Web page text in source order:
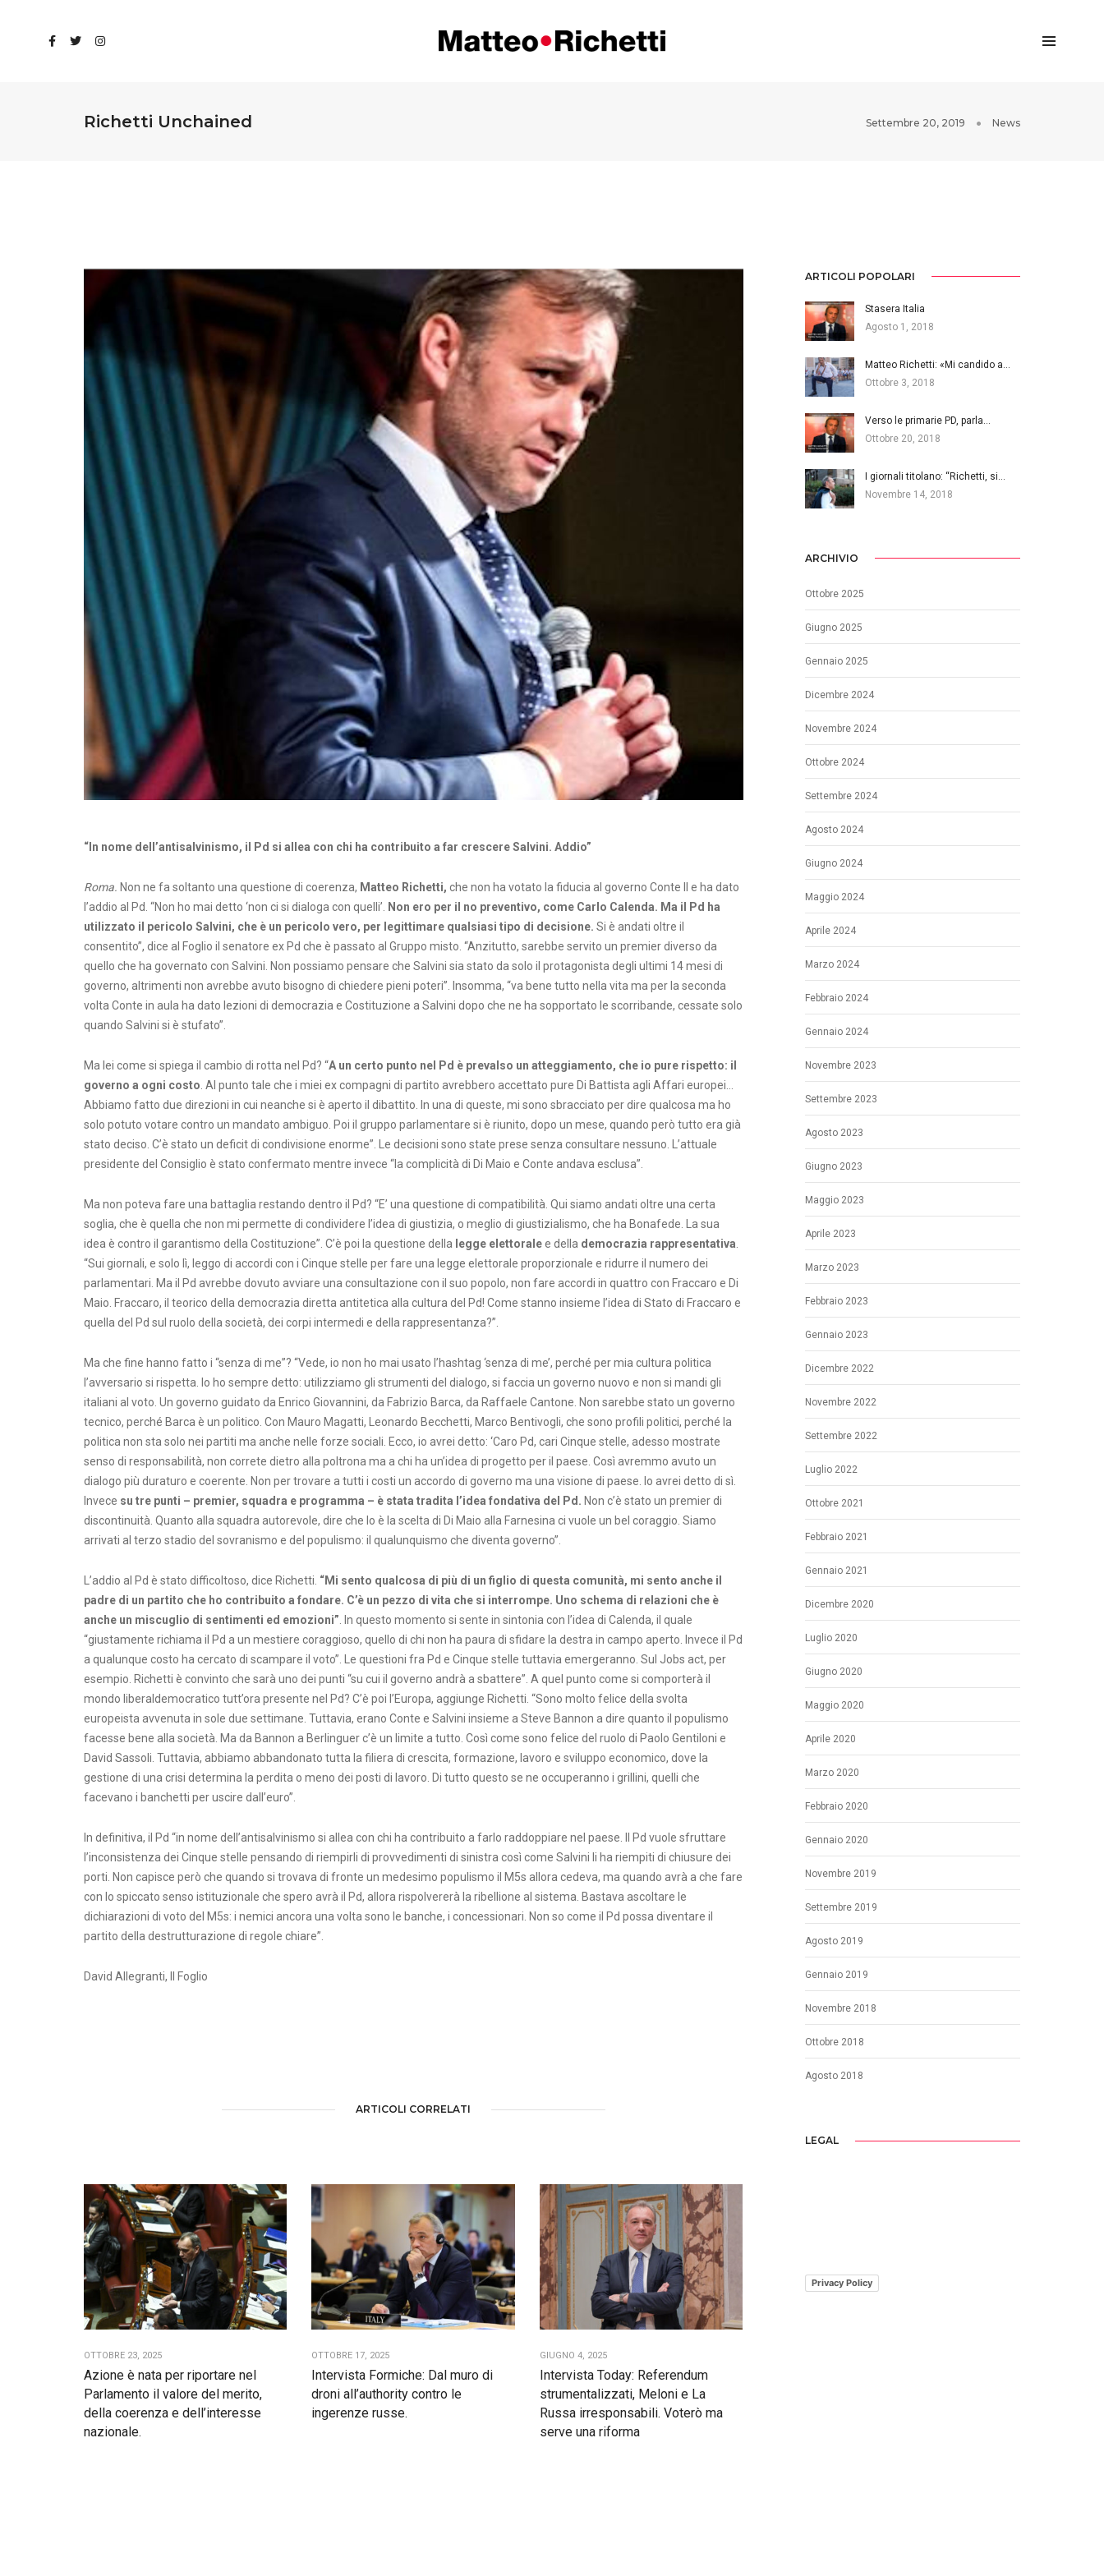
Richetti Unchained Settembre 20, 2019 News
“In nome dell’antisalvinismo, il Pd si allea con chi ha contribuito a far crescere Salvini. Addio”
Roma. Non ne fa soltanto una questione di coerenza, Matteo Richetti, che non ha votato la fiducia al governo Conte II e ha dato
l’addio al Pd. “Non ho mai detto ‘non ci si dialoga con quelli’. Non ero per il no preventivo, come Carlo Calenda. Ma il Pd ha
utilizzato il pericolo Salvini, che è un pericolo vero, per legittimare qualsiasi tipo di decisione. Si è andati oltre il
consentito”, dice al Foglio il senatore ex Pd che è passato al Gruppo misto. “Anzitutto, sarebbe servito un premier diverso da
quello che ha governato con Salvini. Non possiamo pensare che Salvini sia stato da solo il protagonista degli ultimi 14 mesi di
governo, altrimenti non avrebbe avuto bisogno di chiedere pieni poteri”. Insomma, “va bene tutto nella vita ma per la seconda
volta Conte in aula ha dato lezioni di democrazia e Costituzione a Salvini dopo che ne ha sopportato le scorribande, cessate solo
quando Salvini si è stufato”.
Ma lei come si spiega il cambio di rotta nel Pd? “A un certo punto nel Pd è prevalso un atteggiamento, che io pure rispetto: il
governo a ogni costo. Al punto tale che i miei ex compagni di partito avrebbero accettato pure Di Battista agli Affari europei…
Abbiamo fatto due direzioni in cui neanche si è aperto il dibattito. In una di queste, mi sono sbracciato per dire qualcosa ma ho
solo potuto votare contro un mandato ambiguo. Poi il gruppo parlamentare si è riunito, dopo un mese, quando però tutto era già
stato deciso. C’è stato un deficit di condivisione enorme”. Le decisioni sono state prese senza consultare nessuno. L’attuale
presidente del Consiglio è stato confermato mentre invece “la complicità di Di Maio e Conte andava esclusa”.
Ma non poteva fare una battaglia restando dentro il Pd? “E’ una questione di compatibilità. Qui siamo andati oltre una certa
soglia, che è quella che non mi permette di condividere l’idea di giustizia, o meglio di giustizialismo, che ha Bonafede. La sua
idea è contro il garantismo della Costituzione”. C’è poi la questione della legge elettoralee della democrazia rappresentativa.
“Sui giornali, e solo lì, leggo di accordi con i Cinque stelle per fare una legge elettorale proporzionale e ridurre il numero dei
parlamentari. Ma il Pd avrebbe dovuto avviare una consultazione con il suo popolo, non fare accordi in quattro con Fraccaro e Di
Maio. Fraccaro, il teorico della democrazia diretta antitetica alla cultura del Pd! Come stanno insieme l’idea di Stato di Fraccaro e
quella del Pd sul ruolo della società, dei corpi intermedi e della rappresentanza?”.
Ma che fine hanno fatto i “senza di me”? “Vede, io non ho mai usato l’hashtag ‘senza di me’, perché per mia cultura politica
l’avversario si rispetta. Io ho sempre detto: utilizziamo gli strumenti del dialogo, si faccia un governo nuovo e non si mandi gli
italiani al voto. Un governo guidato da Enrico Giovannini, da Fabrizio Barca, da Raffaele Cantone. Non sarebbe stato un governo
tecnico, perché Barca è un politico. Con Mauro Magatti, Leonardo Becchetti, Marco Bentivogli, che sono profili politici, perché la
politica non sta solo nei partiti ma anche nelle forze sociali. Ecco, io avrei detto: ‘Caro Pd, cari Cinque stelle, adesso mostrate
senso di responsabilità, non correte dietro alla poltrona ma a chi ha un’idea di progetto per il paese. Così avremmo avuto un
dialogo più duraturo e coerente. Non per trovare a tutti i costi un accordo di governo ma una visione di paese. Io avrei detto di sì.
Invece su tre punti – premier, squadra e programma – è stata tradita l’idea fondativa del Pd. Non c’è stato un premier di
discontinuità. Quanto alla squadra autorevole, dire che lo è la scelta di Di Maio alla Farnesina ci vuole un bel coraggio. Siamo
arrivati al terzo stadio del sovranismo e del populismo: il qualunquismo che diventa governo”.
L’addio al Pd è stato difficoltoso, dice Richetti. “Mi sento qualcosa di più di un figlio di questa comunità, mi sento anche il
padre di un partito che ho contribuito a fondare. C’è un pezzo di vita che si interrompe. Uno schema di relazioni che è
anche un miscuglio di sentimenti ed emozioni”. In questo momento si sente in sintonia con l’idea di Calenda, il quale
“giustamente richiama il Pd a un mestiere coraggioso, quello di chi non ha paura di sfidare la destra in campo aperto. Invece il Pd
a qualunque costo ha cercato di scampare il voto”. Le questioni fra Pd e Cinque stelle tuttavia emergeranno. Sul Jobs act, per
esempio. Richetti è convinto che sarà uno dei punti “su cui il governo andrà a sbattere”. A quel punto come si comporterà il
mondo liberaldemocratico tutt’ora presente nel Pd? C’è poi l’Europa, aggiunge Richetti. “Sono molto felice della svolta
europeista avvenuta in sole due settimane. Tuttavia, erano Conte e Salvini insieme a Steve Bannon a dire quanto il populismo
facesse bene alla società. Ma da Bannon a Berlinguer c’è un limite a tutto. Così come sono felice del ruolo di Paolo Gentiloni e
David Sassoli. Tuttavia, abbiamo abbandonato tutta la filiera di crescita, formazione, lavoro e sviluppo economico, dove la
gestione di una crisi determina la perdita o meno dei posti di lavoro. Di tutto questo se ne occuperanno i grillini, quelli che
facevano i banchetti per uscire dall’euro”.
In definitiva, il Pd “in nome dell’antisalvinismo si allea con chi ha contribuito a farlo raddoppiare nel paese. Il Pd vuole sfruttare
l’inconsistenza dei Cinque stelle pensando di riempirli di provvedimenti di sinistra così come Salvini li ha riempiti di chiusure dei
porti. Non capisce però che quando si trovava di fronte un medesimo populismo il M5s allora cedeva, ma quando avrà a che fare
con lo spiccato senso istituzionale che spero avrà il Pd, allora rispolvererà la ribellione al sistema. Bastava ascoltare le
dichiarazioni di voto del M5s: i nemici ancora una volta sono le banche, i concessionari. Non so come il Pd possa diventare il
partito della destrutturazione di regole chiare”.
David Allegranti, Il Foglio
ARTICOLI CORRELATI
OTTOBRE 23, 2025
Azione è nata per riportare nel
Parlamento il valore del merito,
della coerenza e dell’interesse
nazionale.
OTTOBRE 17, 2025
Intervista Formiche: Dal muro di
droni all’authority contro le
ingerenze russe.
GIUGNO 4, 2025
Intervista Today: Referendum
strumentalizzati, Meloni e La
Russa irresponsabili. Voterò ma
serve una riforma
ARTICOLI POPOLARI
Stasera Italia
Agosto 1, 2018
Matteo Richetti: «Mi candido a…
Ottobre 3, 2018
Verso le primarie PD, parla…
Ottobre 20, 2018
I giornali titolano: “Richetti, si…
Novembre 14, 2018
ARCHIVIO
Ottobre 2025
Giugno 2025
Gennaio 2025
Dicembre 2024
Novembre 2024
Ottobre 2024
Settembre 2024
Agosto 2024
Giugno 2024
Maggio 2024
Aprile 2024
Marzo 2024
Febbraio 2024
Gennaio 2024
Novembre 2023
Settembre 2023
Agosto 2023
Giugno 2023
Maggio 2023
Aprile 2023
Marzo 2023
Febbraio 2023
Gennaio 2023
Dicembre 2022
Novembre 2022
Settembre 2022
Luglio 2022
Ottobre 2021
Febbraio 2021
Gennaio 2021
Dicembre 2020
Luglio 2020
Giugno 2020
Maggio 2020
Aprile 2020
Marzo 2020
Febbraio 2020
Gennaio 2020
Novembre 2019
Settembre 2019
Agosto 2019
Gennaio 2019
Novembre 2018
Ottobre 2018
Agosto 2018
LEGAL
Privacy Policy